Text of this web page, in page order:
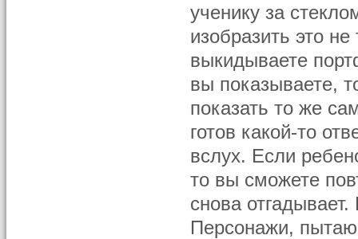
ученику за
изобразить это
выкидываете
вы показываете,
показать то же
готов какой-то
вслух. Если
то вы сможете
снова
Персонажи,